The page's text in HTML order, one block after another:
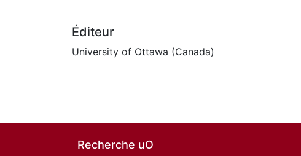
Éditeur
University of Ottawa (Canada)
Recherche uO